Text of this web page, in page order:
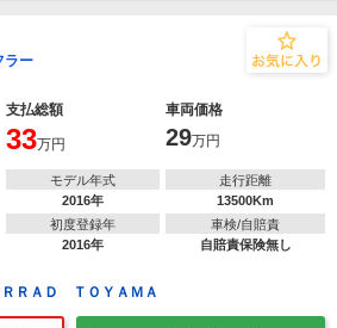
ラー
支払総額 車両価格
33万円 29万円
モデル年式
2016年
走行距離
13500Km
初度登録年
2016年
車検/自賠責
自賠責保険無し
ＲＡＤ ＴＯＹＡＭＡ
車種選択するだけ、かんたん相場検索
まずはメーカーを選択する
型式(任意)